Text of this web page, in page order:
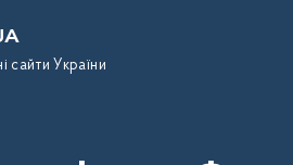
сайти України